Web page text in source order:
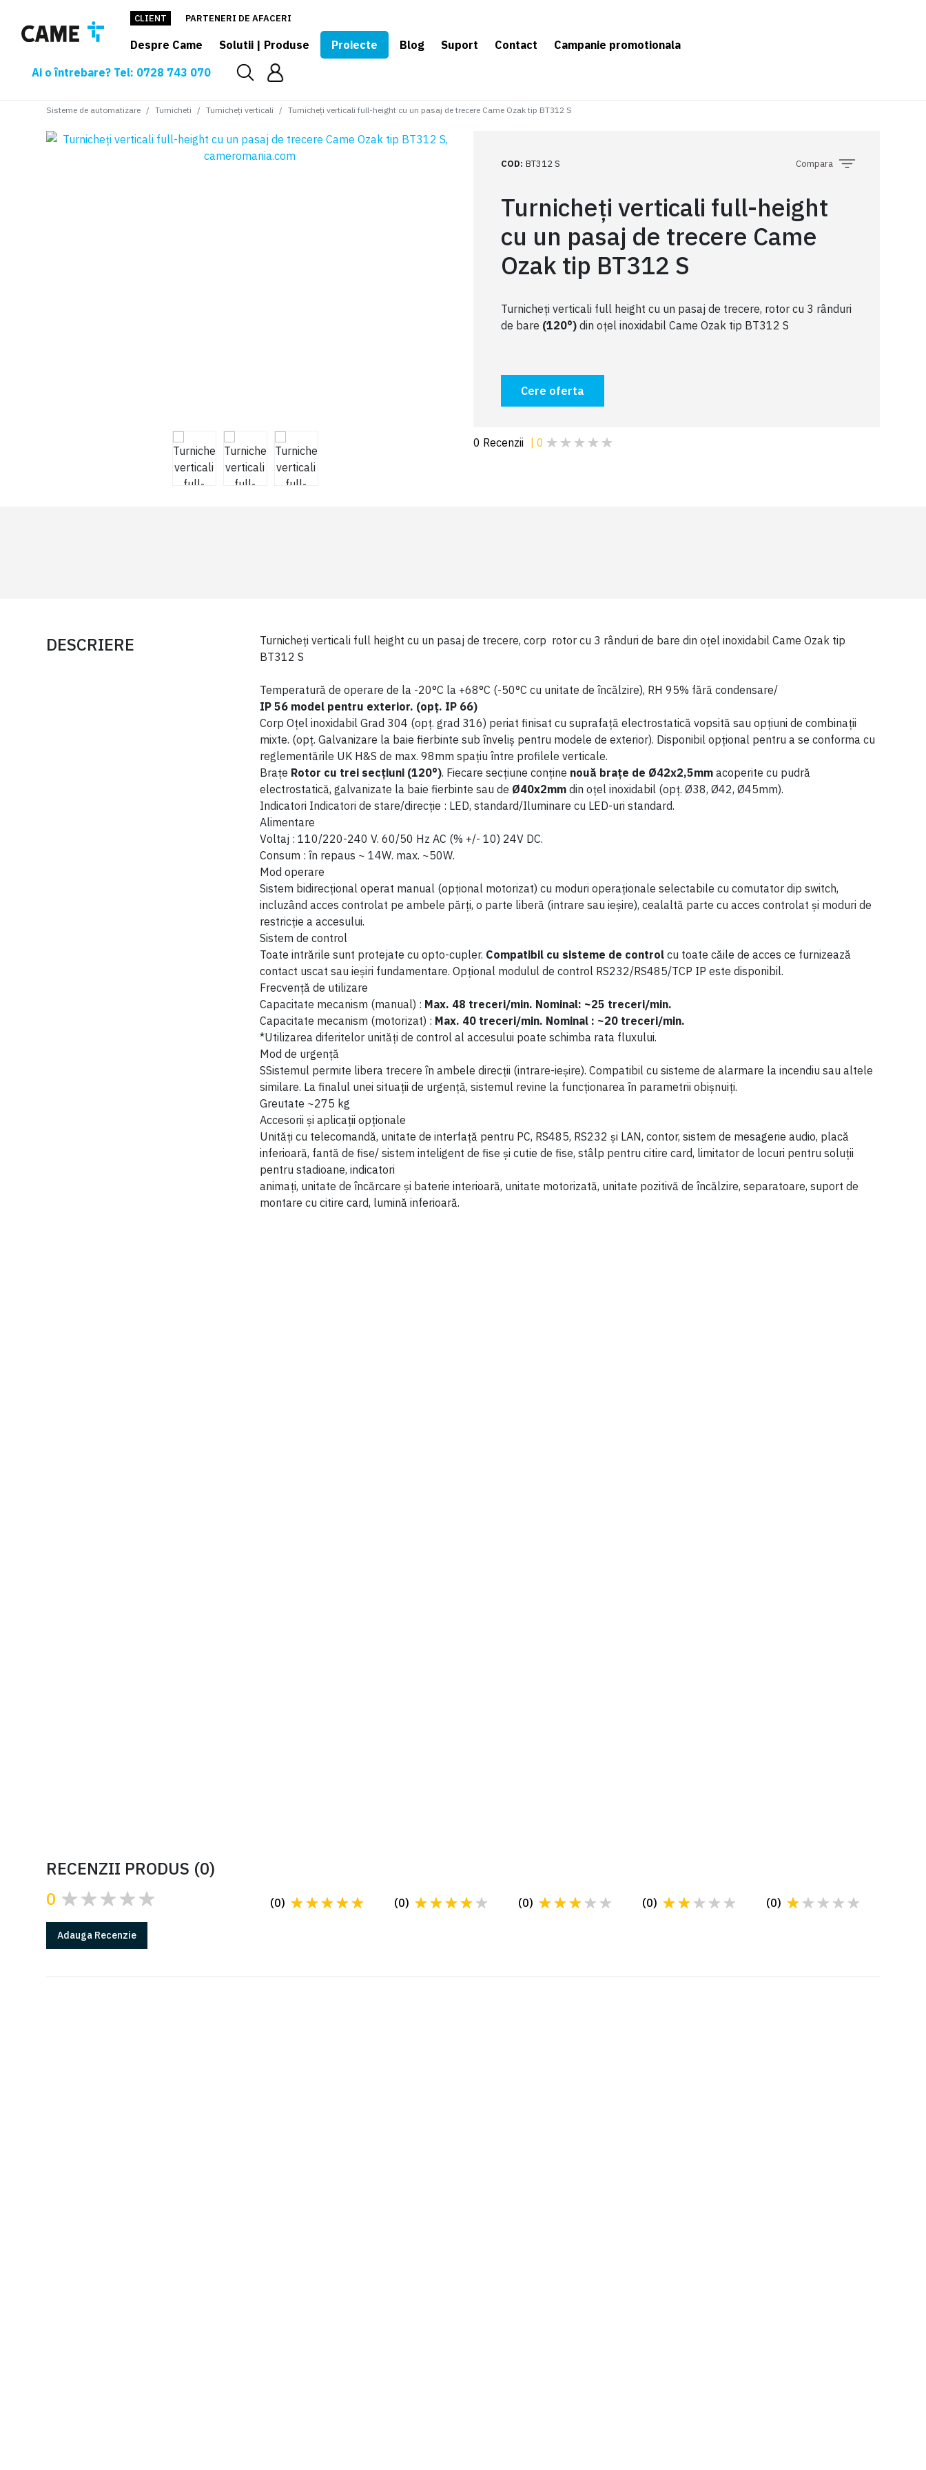
CLIENT PARTENERI DE AFACERI
Despre Came Solutii | Produse Proiecte Blog Suport Contact
Campanie promotionala
Ai o întrebare? Tel: 0728 743 070
Sisteme de automatizare Turnicheti Turnicheți verticali Turnicheți verticali full-height cu un pasaj de trecere Came Ozak tip BT312 S
COD: BT312 S Compara
Turnicheți verticali full-height
cu un pasaj de trecere Came
Ozak tip BT312 S
Turnicheți verticali full height cu un pasaj de trecere, rotor cu 3 rânduri
de bare (120°) din oțel inoxidabil Came Ozak tip BT312 S
Cere oferta
0 Recenzii 0
DESCRIERE
Turnicheți verticali full height cu un pasaj de trecere, corp rotor cu 3 rânduri de bare din oțel inoxidabil Came Ozak tip
BT312 S
Temperatură de operare de la -20°C la +68°C (-50°C cu unitate de încălzire), RH 95% fără condensare/
IP 56 model pentru exterior. (opț. IP 66)
Corp Oțel inoxidabil Grad 304 (opț. grad 316) periat finisat cu suprafață electrostatică vopsită sau opțiuni de combinații
mixte. (opț. Galvanizare la baie fierbinte sub înveliș pentru modele de exterior). Disponibil opțional pentru a se conforma cu
reglementările UK H&S de max. 98mm spațiu între profilele verticale.
Brațe Rotor cu trei secțiuni (120°). Fiecare secțiune conține nouă brațe de Ø42x2,5mm acoperite cu pudră
electrostatică, galvanizate la baie fierbinte sau de Ø40x2mm din oțel inoxidabil (opț. Ø38, Ø42, Ø45mm).
Indicatori Indicatori de stare/direcție : LED, standard/Iluminare cu LED-uri standard.
Alimentare
Voltaj : 110/220-240 V. 60/50 Hz AC (% +/- 10) 24V DC.
Consum : în repaus ~ 14W. max. ~50W.
Mod operare
Sistem bidirecțional operat manual (opțional motorizat) cu moduri operaționale selectabile cu comutator dip switch,
incluzând acces controlat pe ambele părți, o parte liberă (intrare sau ieșire), cealaltă parte cu acces controlat și moduri de
restricție a accesului.
Sistem de control
Toate intrările sunt protejate cu opto-cupler. Compatibil cu sisteme de control cu toate căile de acces ce furnizează
contact uscat sau ieșiri fundamentare. Opțional modulul de control RS232/RS485/TCP IP este disponibil.
Frecvență de utilizare
Capacitate mecanism (manual) : Max. 48 treceri/min. Nominal: ~25 treceri/min.
Capacitate mecanism (motorizat) : Max. 40 treceri/min. Nominal : ~20 treceri/min.
*Utilizarea diferitelor unități de control al accesului poate schimba rata fluxului.
Mod de urgență
SSistemul permite libera trecere în ambele direcții (intrare-ieșire). Compatibil cu sisteme de alarmare la incendiu sau altele
similare. La finalul unei situații de urgență, sistemul revine la funcționarea în parametrii obișnuiți.
Greutate ~275 kg
Accesorii și aplicații opționale
Unități cu telecomandă, unitate de interfață pentru PC, RS485, RS232 și LAN, contor, sistem de mesagerie audio, placă
inferioară, fantă de fise/ sistem inteligent de fise și cutie de fise, stâlp pentru citire card, limitator de locuri pentru soluții
pentru stadioane, indicatori
animați, unitate de încărcare și baterie interioară, unitate motorizată, unitate pozitivă de încălzire, separatoare, suport de
montare cu citire card, lumină inferioară.
RECENZII PRODUS (0)
0
Adauga Recenzie
(0)
(0)
(0)
(0)
(0)